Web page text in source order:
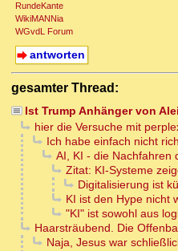
RundeKante
WikiMANNia
WGvdL Forum
antworten
gesamter Thread:
Ist Trump Anhänger von
hier die Versuche mit
Ich habe einfach nicht
AI, KI - die Nachfahren
Zitat: KI-Systeme
Digitalisierung ist
KI ist den Hype nicht
"KI" ist sowohl aus
Haarsträubend. Die
Naja, Jesus war